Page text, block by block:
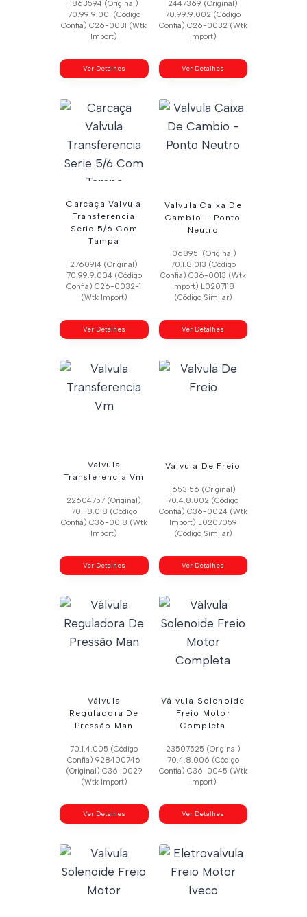
1863594 (Original)
70.99.9.001 (Código
Confia) C26-0031 (Wtk
Import)
Ver Detalhes
2447369 (Original)
70.99.9.002 (Código
Confia) C26-0032 (Wtk
Import)
Ver Detalhes
Carcaça Valvula
Transferencia
Serie 5/6 Com
Tampa
2760914 (Original)
70.99.9.004 (Código
Confia) C26-0032-1
(Wtk Import)
Ver Detalhes
Valvula Caixa De
Cambio – Ponto
Neutro
1068951 (Original)
70.1.8.013 (Código
Confia) C36-0013 (Wtk
Import) L0207118
(Código Similar)
Ver Detalhes
Valvula
Transferencia Vm
22604757 (Original)
70.1.8.018 (Código
Confia) C36-0018 (Wtk
Import)
Ver Detalhes
Valvula De Freio
1653156 (Original)
70.4.8.002 (Código
Confia) C36-0024 (Wtk
Import) L0207059
(Código Similar)
Ver Detalhes
Válvula
Reguladora De
Pressão Man
70.1.4.005 (Código
Confia) 928400746
(Original) C36-0029
(Wtk Import)
Ver Detalhes
Válvula Solenoide
Freio Motor
Completa
23507525 (Original)
70.4.8.006 (Código
Confia) C36-0045 (Wtk
Import)
Ver Detalhes